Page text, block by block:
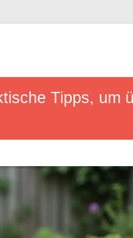
Tipps, um